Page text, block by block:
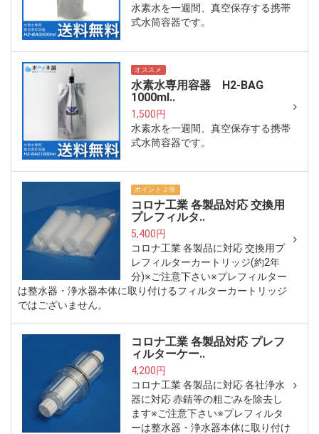
水素水を一週間、真空保存する携帯
式水筒容器です。
オススメ
水素水専用容器 H2-BAG
1000ml..
1,500円
水素水を一週間、真空保存する携帯
式水筒容器です。
ポイント２倍
コロナ工業 各製品対応 交換用
プレフィルタ..
5,400円
コロナ工業 各製品に対応 交換用プ
レフィルターカートリッジ(約2年
分)※ご注意下さい※プレフィルター
は整水器・浄水器本体に取り付けるフィルターカートリッジ
ではございません。
コロナ工業 各製品対応 プレフ
ィルターケー..
4,200円
コロナ工業 各製品に対応 各社浄水
器に対応 赤錆等の粗ごみを除去し
ます※ご注意下さい※プレフィルタ
ーは整水器・浄水器本体に取り付け